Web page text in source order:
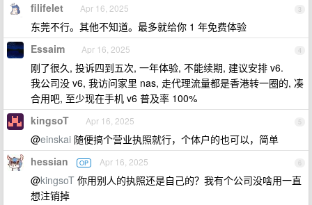
3
filifelet Apr 16, 2025
东莞不行。其他不知道。最多就给你 1 年免费体验
4
Essaim Apr 16, 2025
刚了很久, 投诉四到五次, 一年体验, 不能续期, 建议安排 v6.
我公司没 v6, 我访问家里 nas, 走代理流量都是香港转一圈的, 凑
合用吧, 至少现在手机 v6 普及率 100%
5
kingsoT Apr 16, 2025
@einskai 随便搞个营业执照就行，个体户的也可以，简单
6
hessian OP Apr 16, 2025
@kingsoT 你用别人的执照还是自己的？我有个公司没啥用一直
想注销掉